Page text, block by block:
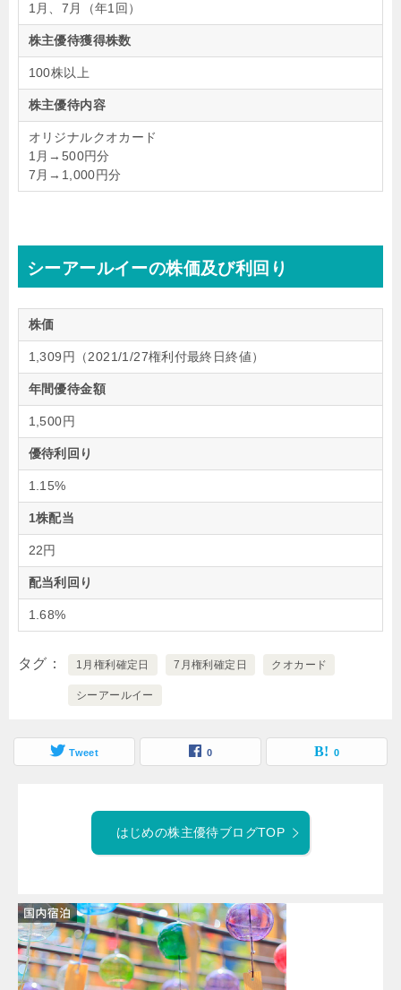
1月、7月（年1回）
株主優待獲得株数
100株以上
株主優待内容
オリジナルクオカード
1月→500円分
7月→1,000円分
シーアールイーの株価及び利回り
株価
1,309円（2021/1/27権利付最終日終値）
年間優待金額
1,500円
優待利回り
1.15%
1株配当
22円
配当利回り
1.68%
タグ 1月権利確定日 7月権利確定日 クオカード
シーアールイー
Tweet 0 0
はじめの株主優待ブログTOP